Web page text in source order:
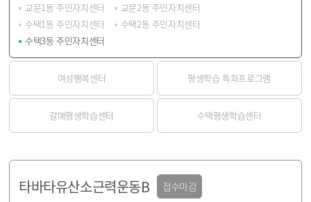
교문1동 주민자치센터
교문2동 주민자치센터
수택1동 주민자치센터
수택2동 주민자치센터
수택3동 주민자치센터
여성행복센터 평생학습 특화프로그램
갈매평생학습센터 수택평생학습센터
타바타유산소근력운동B 접수마감